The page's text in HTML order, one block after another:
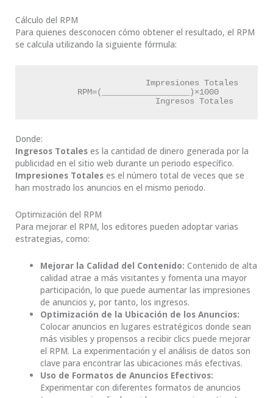
Cálculo del RPM
Para quienes desconocen cómo obtener el resultado, el RPM
se calcula utilizando la siguiente fórmula:
                          Ingresos Totales
Donde:
Ingresos Totales es la cantidad de dinero generada por la
publicidad en el sitio web durante un periodo específico.
Impresiones Totales es el número total de veces que se
han mostrado los anuncios en el mismo periodo.
Optimización del RPM
Para mejorar el RPM, los editores pueden adoptar varias
estrategias, como:
Mejorar la Calidad del Contenido:Contenido de alta
calidad atrae a más visitantes y fomenta una mayor
participación, lo que puede aumentar las impresiones
de anuncios y, por tanto, los ingresos.
Optimización de la Ubicación de los Anuncios:
Colocar anuncios en lugares estratégicos donde sean
más visibles y propensos a recibir clics puede mejorar
el RPM. La experimentación y el análisis de datos son
clave para encontrar las ubicaciones más efectivas.
Uso de Formatos de Anuncios Efectivos:
Experimentar con diferentes formatos de anuncios